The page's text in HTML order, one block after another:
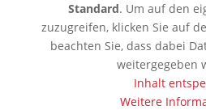
Standard. Um auf den
zuzugreifen, klicken Sie auf
beachten Sie, dass dabei
weitergegeben
Inhalt
Weitere